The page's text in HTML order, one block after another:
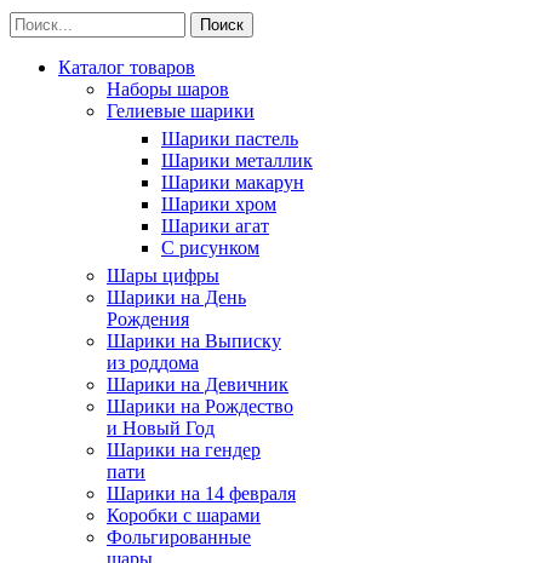
Поиск
Каталог товаров
Наборы шаров
Гелиевые шарики
Шарики пастель
Шарики металлик
Шарики макарун
Шарики хром
Шарики агат
С рисунком
Шары цифры
Шарики на День
Рождения
Шарики на Выписку
из роддома
Шарики на Девичник
Шарики на Рождество
и Новый Год
Шарики на гендер
пати
Шарики на 14 февраля
Коробки с шарами
Фольгированные
шары